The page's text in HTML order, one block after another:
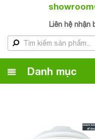
Liên hệ
Danh mục